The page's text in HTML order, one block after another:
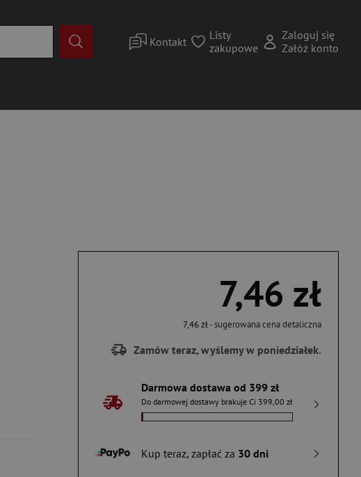
Kontakt
Listy
zakupowe
Zaloguj się
Załóż konto
7,46 zł
7,46 zł- sugerowana cena detaliczna
Zamów teraz, wyślemy w poniedziałek.
Darmowa dostawa od 399 zł
Do darmowej dostawy brakuje Ci 399,00 zł
Kup teraz, zapłać za 30 dni